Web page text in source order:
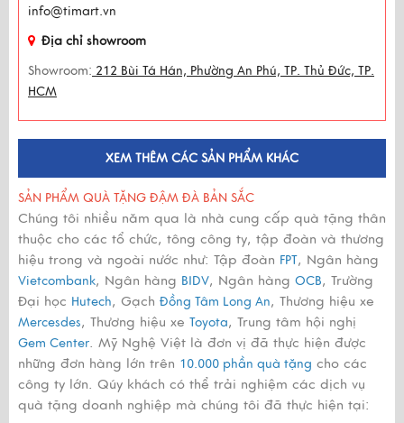
info@timart.vn
Địa chỉ showroom
Showroom: 212 Bùi Tá Hán, Phường An Phú, TP. Thủ Đức, TP.
HCM
XEM THÊM CÁC SẢN PHẨM KHÁC
SẢN PHẨM QUÀ TẶNG ĐẬM ĐÀ BẢN SẮC
Chúng tôi nhiều năm qua là nhà cung cấp quà tặng thân
thuộc cho các tổ chức, tông công ty, tập đoàn và thương
hiệu trong và ngoài nước như: Tập đoàn FPT, Ngân hàng
Vietcombank, Ngân hàng BIDV, Ngân hàng OCB, Trường
Đại học Hutech, Gạch Đồng Tâm Long An, Thương hiệu xe
Mercesdes, Thương hiệu xe Toyota, Trung tâm hội nghị
Gem Center. Mỹ Nghệ Việt là đơn vị đã thực hiện được
những đơn hàng lớn trên 10.000 phần quà tặng cho các
công ty lớn. Qúy khách có thể trải nghiệm các dịch vụ
quà tặng doanh nghiệp mà chúng tôi đã thực hiện tại: